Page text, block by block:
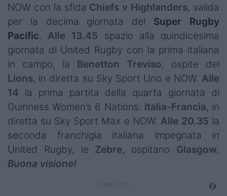
Mercato
Serie A Elite
Campionati
Serie A
Serie B
Serie C
Femminile
Giovanili
NOW con la sfida Chiefs v Highlanders, valida
per la decima giornata del Super Rugby
Pacific. Alle 13.45 spazio alla quindicesima
giornata di United Rugby con la prima italiana
in campo, la Benetton Treviso, ospite dei
Lions, in diretta su Sky Sport Uno e NOW. Alle
14 la prima partita della quarta giornata di
Guinness Women’s 6 Nations: Italia-Francia, in
diretta su Sky Sport Max e NOW. Alle 20.35 la
seconda franchigia italiana impegnata in
United Rugby, le Zebre, ospitano Glasgow.
Buona visione!